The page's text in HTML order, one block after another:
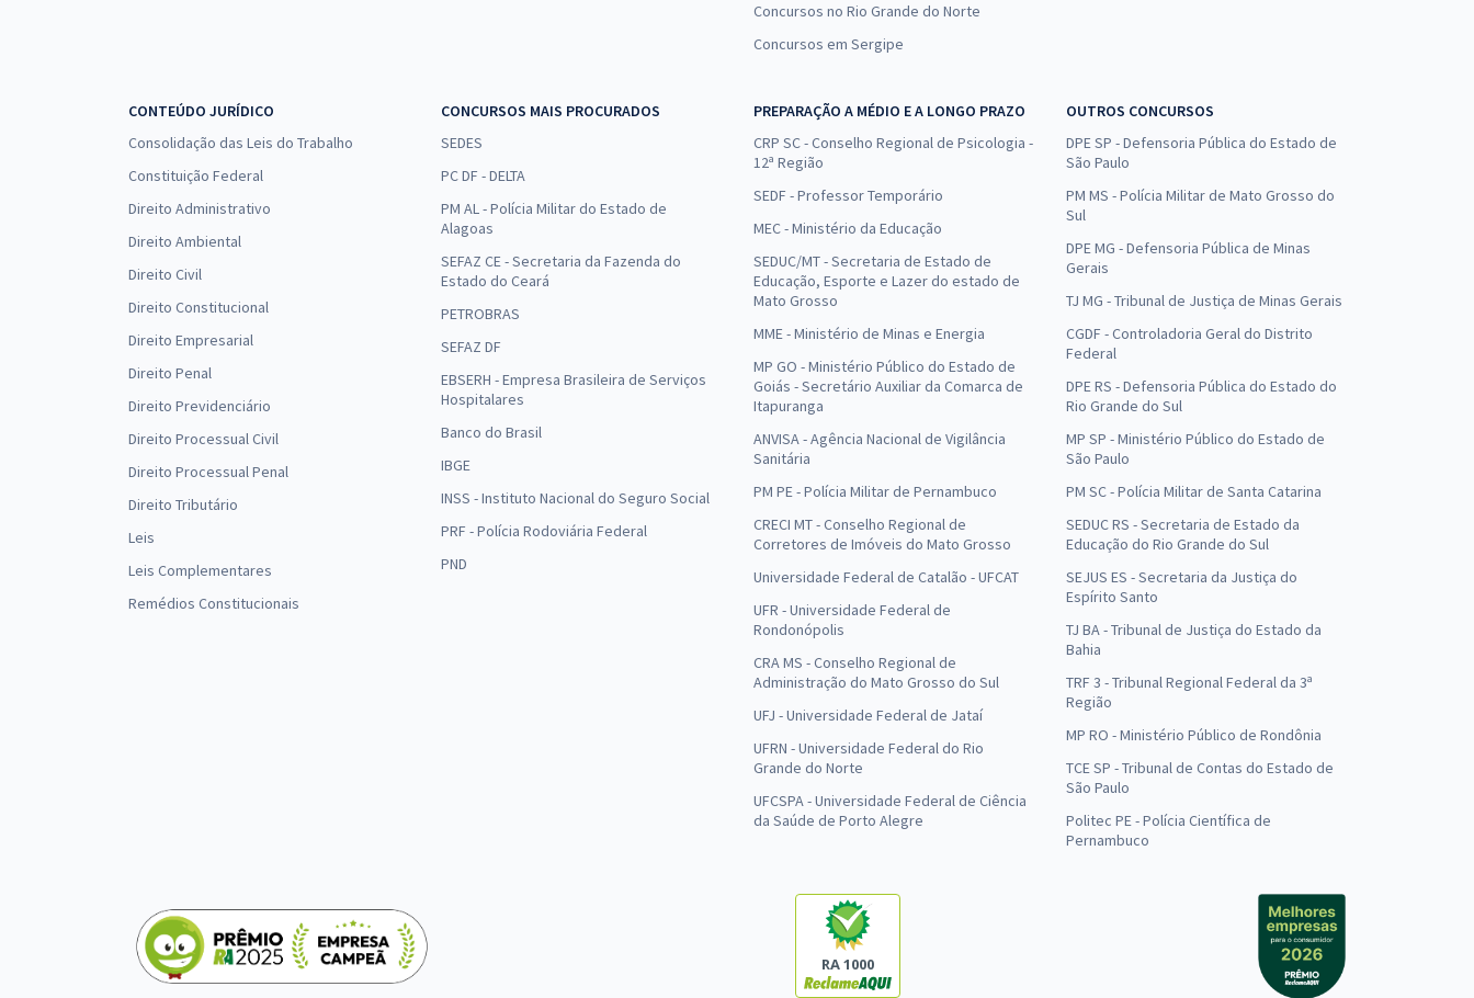
Concursos no Rio Grande do Norte
Concursos em Sergipe
CONTEÚDO JURÍDICO
Consolidação das Leis do Trabalho
Constituição Federal
Direito Administrativo
Direito Ambiental
Direito Civil
Direito Constitucional
Direito Empresarial
Direito Penal
Direito Previdenciário
Direito Processual Civil
Direito Processual Penal
Direito Tributário
Leis
Leis Complementares
Remédios Constitucionais
CONCURSOS MAIS PROCURADOS
SEDES
PC DF - DELTA
PM AL - Polícia Militar do Estado de
Alagoas
SEFAZ CE - Secretaria da Fazenda do
Estado do Ceará
PETROBRAS
SEFAZ DF
EBSERH - Empresa Brasileira de Serviços
Hospitalares
Banco do Brasil
IBGE
INSS - Instituto Nacional do Seguro Social
PRF - Polícia Rodoviária Federal
PND
PREPARAÇÃO A MÉDIO E A LONGO PRAZO
CRP SC - Conselho Regional de Psicologia -
12ª Região
SEDF - Professor Temporário
MEC - Ministério da Educação
SEDUC/MT - Secretaria de Estado de
Educação, Esporte e Lazer do estado de
Mato Grosso
MME - Ministério de Minas e Energia
MP GO - Ministério Público do Estado de
Goiás - Secretário Auxiliar da Comarca de
Itapuranga
ANVISA - Agência Nacional de Vigilância
Sanitária
PM PE - Polícia Militar de Pernambuco
CRECI MT - Conselho Regional de
Corretores de Imóveis do Mato Grosso
Universidade Federal de Catalão - UFCAT
UFR - Universidade Federal de
Rondonópolis
CRA MS - Conselho Regional de
Administração do Mato Grosso do Sul
UFJ - Universidade Federal de Jataí
UFRN - Universidade Federal do Rio
Grande do Norte
UFCSPA - Universidade Federal de Ciência
da Saúde de Porto Alegre
OUTROS CONCURSOS
DPE SP - Defensoria Pública do Estado de
São Paulo
PM MS - Polícia Militar de Mato Grosso do
Sul
DPE MG - Defensoria Pública de Minas
Gerais
TJ MG - Tribunal de Justiça de Minas Gerais
CGDF - Controladoria Geral do Distrito
Federal
DPE RS - Defensoria Pública do Estado do
Rio Grande do Sul
MP SP - Ministério Público do Estado de
São Paulo
PM SC - Polícia Militar de Santa Catarina
SEDUC RS - Secretaria de Estado da
Educação do Rio Grande do Sul
SEJUS ES - Secretaria da Justiça do
Espírito Santo
TJ BA - Tribunal de Justiça do Estado da
Bahia
TRF 3 - Tribunal Regional Federal da 3ª
Região
MP RO - Ministério Público de Rondônia
TCE SP - Tribunal de Contas do Estado de
São Paulo
Politec PE - Polícia Científica de
Pernambuco
RA 1000